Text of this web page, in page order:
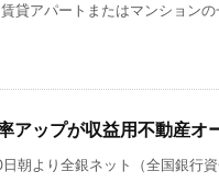
貸アパートまたはマンション
アップが収益用不動産オ
朝より全銀ネット（全国銀行